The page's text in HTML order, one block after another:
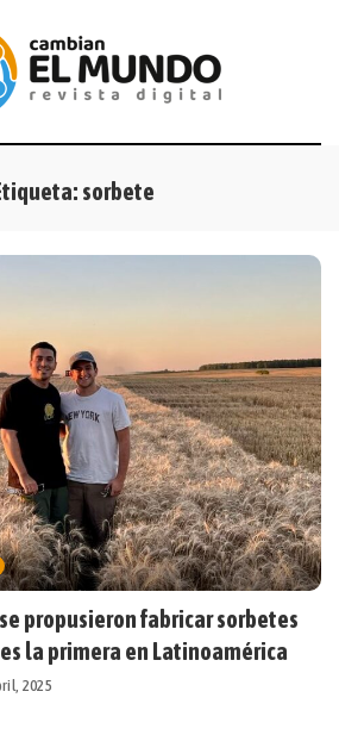
sorbete
propusieron fabricar sorbetes
la primera en Latinoamérica
2025